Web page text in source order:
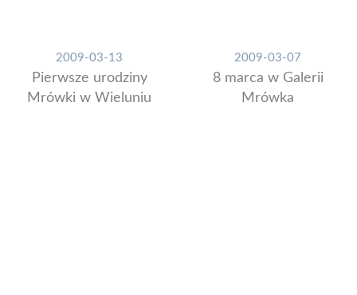
2009-03-13
Pierwsze urodziny
Mrówki w Wieluniu
2009-03-07
8 marca w Galerii
Mrówka